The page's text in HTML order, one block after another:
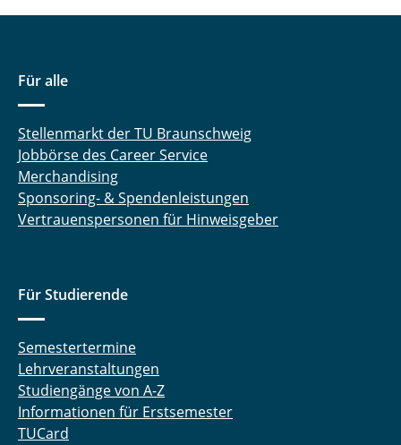
Für alle
Stellenmarkt der TU Braunschweig
Jobbörse des Career Service
Merchandising
Sponsoring- & Spendenleistungen
Vertrauenspersonen für Hinweisgeber
Für Studierende
Semestertermine
Lehrveranstaltungen
Studiengänge von A-Z
Informationen für Erstsemester
TUCard